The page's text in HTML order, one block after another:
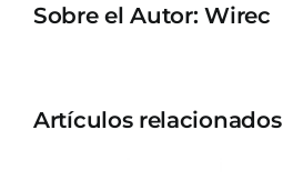
Sobre el Autor:Wirec
Artículos relacionados